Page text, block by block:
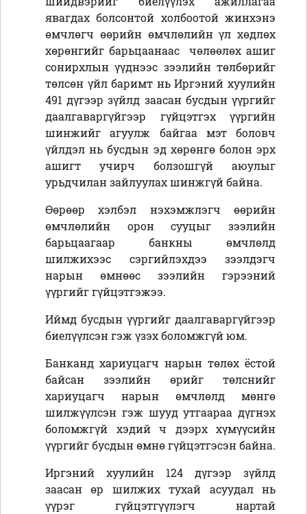
явагдах болсонтой холбоотой жинхэнэ
өмчлөгч өөрийн өмчлөлийн үл хөдлөх
хөрөнгийг барьцаанаас чөлөөлөх ашиг
сонирхлын үүднээс зээлийн төлбөрийг
төлсөн үйл баримт нь Иргэний хуулийн
491 дүгээр зүйлд заасан бусдын үүргийг
даалгаваргүйгээр гүйцэтгэх үүргийн
шинжийг агуулж байгаа мэт боловч
үйлдэл нь бусдын эд хөрөнгө болон эрх
ашигт учирч болзошгүй аюулыг
урьдчилан зайлуулах шинжгүй байна.
Өөрөөр хэлбэл нэхэмжлэгч өөрийн
өмчлөлийн орон сууцыг зээлийн
барьцаагаар банкны өмчлөлд
шилжихээс сэргийлэхдээ зээлдэгч
нарын өмнөөс зээлийн гэрээний
үүргийг гүйцэтгэжээ.
Иймд бусдын үүргийг даалгаваргүйгээр
биелүүлсэн гэж үзэх боломжгүй юм.
Банканд хариуцагч нарын төлөх ёстой
байсан зээлийн өрийг төлснийг
хариуцагч нарын өмчлөлд мөнгө
шилжүүлсэн гэж шууд утгаараа дүгнэх
боломжгүй хэдий ч дээрх хүмүүсийн
үүргийг бусдын өмнө гүйцэтгэсэн байна.
Иргэний хуулийн 124 дүгээр зүйлд
заасан өр шилжих тухай асуудал нь
үүрэг гүйцэтгүүлэгч нартай